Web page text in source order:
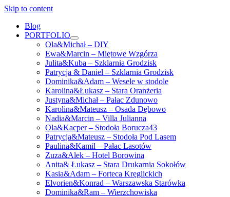
Skip to content
Blog
PORTFOLIO
open
menu
Ola&Michał – DIY
Ewa&Marcin – Miętowe Wzgórza
Julita&Kuba – Szklarnia Grodzisk
Patrycja & Daniel – Szklarnia Grodzisk
Dominika&Adam – Wesele w stodole
Karolina&Łukasz – Stara Oranżeria
Justyna&Michał – Pałac Zdunowo
Karolina&Mateusz – Osada Dębowo
Nadia&Marcin – Villa Julianna
Ola&Kacper – Stodoła Borucza43
Patrycja&Mateusz – Stodoła Pod Lasem
Paulina&Kamil – Pałac Lasotów
Zuza&Alek – Hotel Borowina
Anita& Łukasz – Stara Drukarnia Sokołów
Kasia&Adam – Forteca Kręglickich
Elvorien&Konrad – Warszawska Starówka
Dominika&Ram – Wierzchowiska